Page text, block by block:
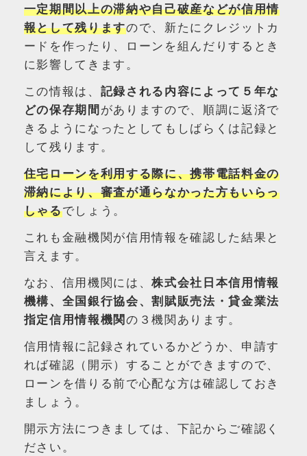
一定期間以上の滞納や自己破産などが信用情
報として残りますので、新たにクレジットカ
ードを作ったり、ローンを組んだりするとき
に影響してきます。
この情報は、 記録される内容によって５年な
どの保存期間 がありますので、順調に返済で
きるようになったとしてもしばらくは記録と
して残ります。
住宅ローンを利用する際に、携帯電話料金の
滞納により、審査が通らなかった方もいらっ
しゃるでしょう。
これも金融機関が信用情報を確認した結果と
言えます。
なお、信用機関には、株式会社日本信用情報
機構、全国銀行協会、割賦販売法・貸金業法
指定信用情報機関の３機関あります。
信用情報に記録されているかどうか、申請す
れば確認（開示）することができますので、
ローンを借りる前で心配な方は確認しておき
ましょう。
開示方法につきましては、下記からご確認く
ださい。